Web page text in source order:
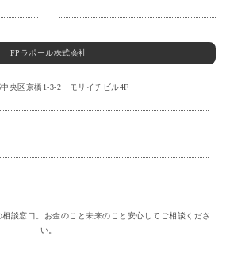
FPラポール株式会社
央区京橋1-3-2 モリイチビル4F
談窓口。お金のこと未来のこと安心してご相談くださ
い。